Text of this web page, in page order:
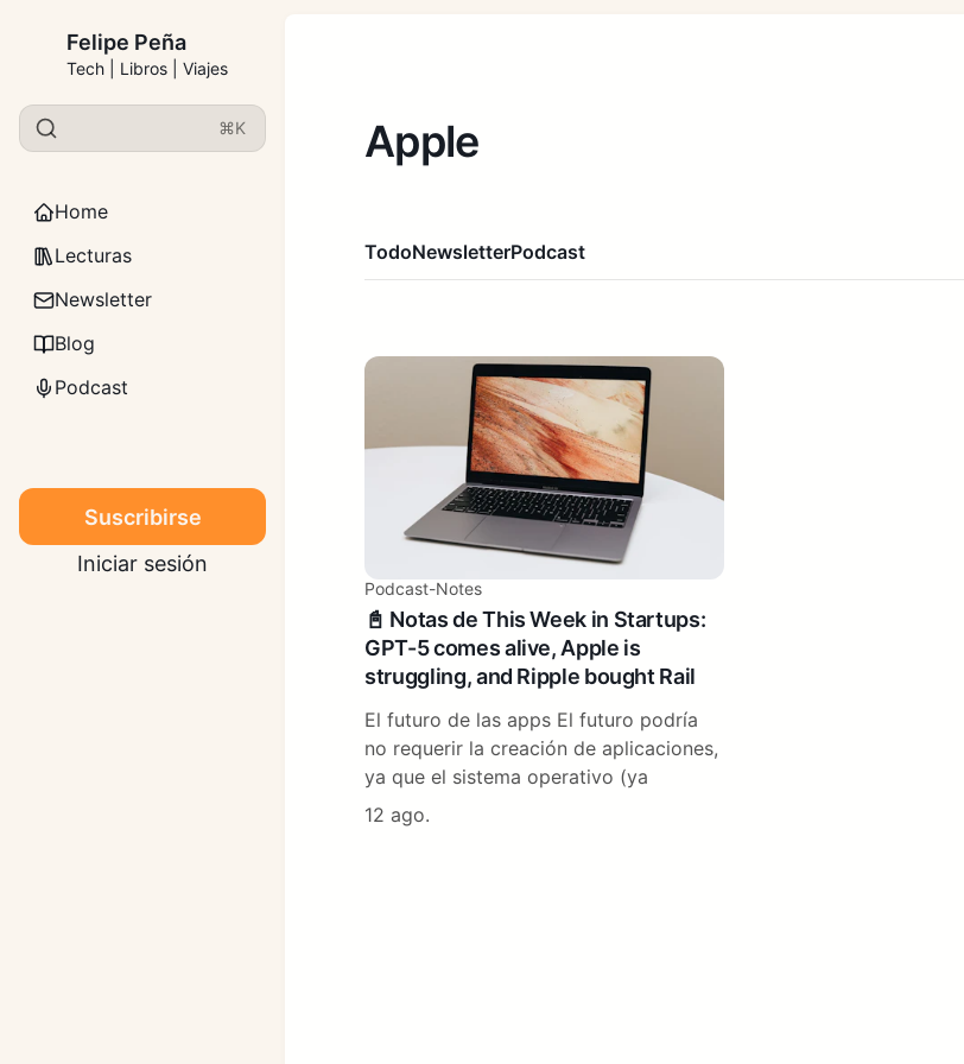
Felipe Peña
Tech | Libros | Viajes
⌘K
Home
Lecturas
Newsletter
Blog
Podcast
Suscribirse
Iniciar sesión
Apple
TodoNewsletterPodcast
Podcast-Notes
📓 Notas de This Week in Startups:
GPT-5 comes alive, Apple is
struggling, and Ripple bought Rail
El futuro de las apps El futuro podría
no requerir la creación de aplicaciones,
ya que el sistema operativo (ya
12 ago.